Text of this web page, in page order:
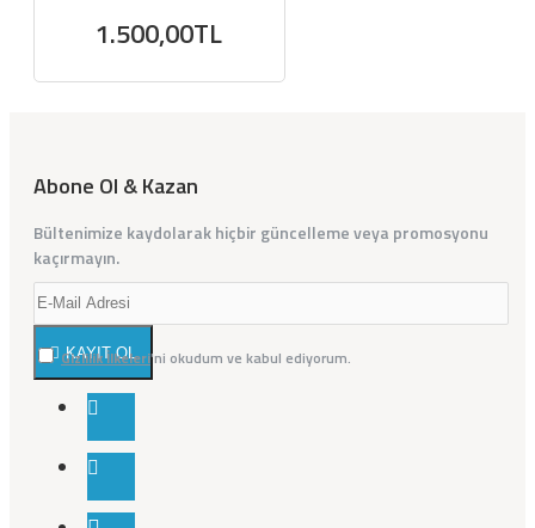
1.500,00TL
Abone Ol & Kazan
Bültenimize kaydolarak hiçbir güncelleme veya promosyonu
kaçırmayın.
KAYIT OL
Gizlilik İlkeleri'ni okudum ve kabul ediyorum.